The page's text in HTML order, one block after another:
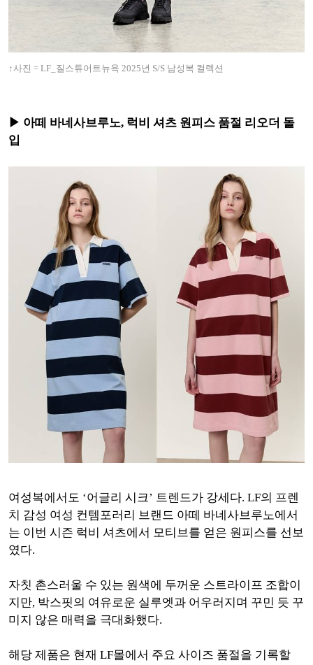
↑사진 = LF_질스튜어트뉴욕 2025년 S/S 남성복 컬렉션
▶ 아떼 바네사브루노, 럭비 셔츠 원피스 품절 리오더 돌
입
여성복에서도 ‘어글리 시크’ 트렌드가 강세다. LF의 프렌
치 감성 여성 컨템포러리 브랜드 아떼 바네사브루노에서
는 이번 시즌 럭비 셔츠에서 모티브를 얻은 원피스를 선보
였다.
자칫 촌스러울 수 있는 원색에 두꺼운 스트라이프 조합이
지만, 박스핏의 여유로운 실루엣과 어우러지며 꾸민 듯 꾸
미지 않은 매력을 극대화했다.
해당 제품은 현재 LF몰에서 주요 사이즈 품절을 기록할